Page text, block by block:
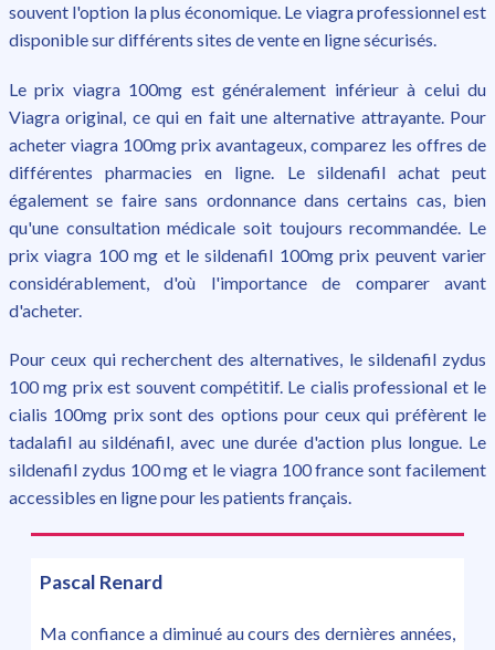
souvent l'option la plus économique. Le viagra professionnel est
disponible sur différents sites de vente en ligne sécurisés.
Le prix viagra 100mg est généralement inférieur à celui du
Viagra original, ce qui en fait une alternative attrayante. Pour
acheter viagra 100mg prix avantageux, comparez les offres de
différentes pharmacies en ligne. Le sildenafil achat peut
également se faire sans ordonnance dans certains cas, bien
qu'une consultation médicale soit toujours recommandée. Le
prix viagra 100 mg et le sildenafil 100mg prix peuvent varier
considérablement, d'où l'importance de comparer avant
d'acheter.
Pour ceux qui recherchent des alternatives, le sildenafil zydus
100 mg prix est souvent compétitif. Le cialis professional et le
cialis 100mg prix sont des options pour ceux qui préfèrent le
tadalafil au sildénafil, avec une durée d'action plus longue. Le
sildenafil zydus 100 mg et le viagra 100 france sont facilement
accessibles en ligne pour les patients français.
Pascal Renard
Ma confiance a diminué au cours des dernières années,